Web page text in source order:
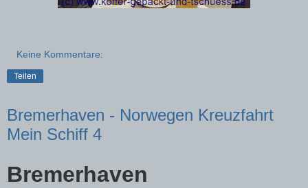
Keine Kommentare:
Teilen
Bremerhaven - Norwegen Kreuzfahrt
Mein Schiff 4
Bremerhaven